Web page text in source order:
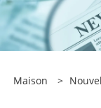
Maison >